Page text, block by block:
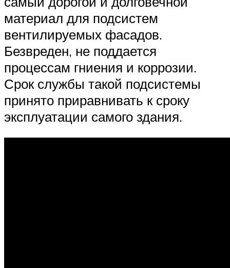
материал для подсистем
вентилируемых фасадов.
Безвреден, не поддается
процессам гниения и коррозии.
Срок службы такой подсистемы
принято приравнивать к сроку
эксплуатации самого здания.